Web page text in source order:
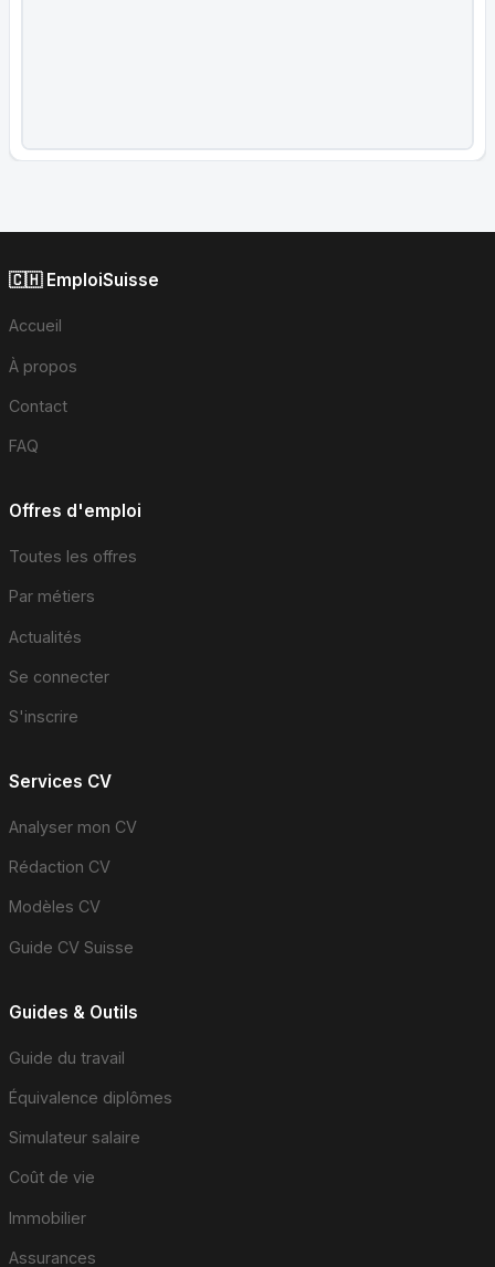
🇨🇭 EmploiSuisse
Accueil
À propos
Contact
FAQ
Offres d'emploi
Toutes les offres
Par métiers
Actualités
Se connecter
S'inscrire
Services CV
Analyser mon CV
Rédaction CV
Modèles CV
Guide CV Suisse
Guides & Outils
Guide du travail
Équivalence diplômes
Simulateur salaire
Coût de vie
Immobilier
Assurances